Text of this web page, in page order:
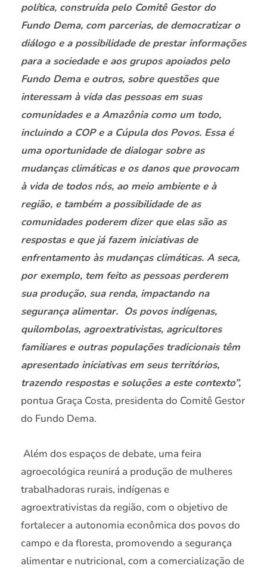
política, construída pelo Comitê Gestor do
Fundo Dema, com parcerias, de democratizar o
diálogo e a possibilidade de prestar informações
para a sociedade e aos grupos apoiados pelo
Fundo Dema e outros, sobre questões que
interessam à vida das pessoas em suas
comunidades e a Amazônia como um todo,
incluindo a COP e a Cúpula dos Povos. Essa é
uma oportunidade de dialogar sobre as
mudanças climáticas e os danos que provocam
à vida de todos nós, ao meio ambiente e à
região, e também a possibilidade de as
comunidades poderem dizer que elas são as
respostas e que já fazem iniciativas de
enfrentamento às mudanças climáticas. A seca,
por exemplo, tem feito as pessoas perderem
sua produção, sua renda, impactando na
segurança alimentar. Os povos indígenas,
quilombolas, agroextrativistas, agricultores
familiares e outras populações tradicionais têm
apresentado iniciativas em seus territórios,
trazendo respostas e soluções a este contexto”,
pontua Graça Costa, presidenta do Comitê Gestor
do Fundo Dema.
Além dos espaços de debate, uma feira
agroecológica reunirá a produção de mulheres
trabalhadoras rurais, indígenas e
agroextrativistas da região, com o objetivo de
fortalecer a autonomia econômica dos povos do
campo e da floresta, promovendo a segurança
alimentar e nutricional, com a comercialização de